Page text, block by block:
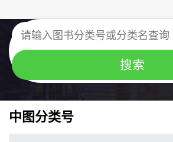
中图分类号